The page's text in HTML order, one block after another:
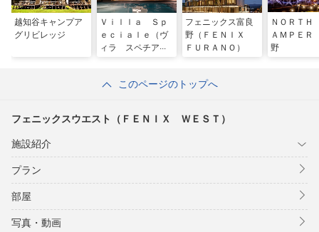
越知谷キャンプア
グリビレッジ
Ｖｉｌｌａ Ｓｐ
ｅｃｉａｌｅ（ヴ
ィラ スペチアー
フェニックス富良
野（ＦＥＮＩＸ
ＦＵＲＡＮＯ）
ＮＯＲＴ
ＡＭＰＥ
野
このページのトップへ
フェニックスウエスト（ＦＥＮＩＸ ＷＥＳＴ）
施設紹介
プラン
部屋
写真・動画